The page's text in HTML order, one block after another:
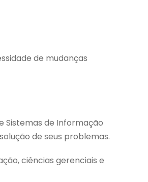
de mudanças
Sistemas de Informação
de seus problemas.
ciências gerenciais e